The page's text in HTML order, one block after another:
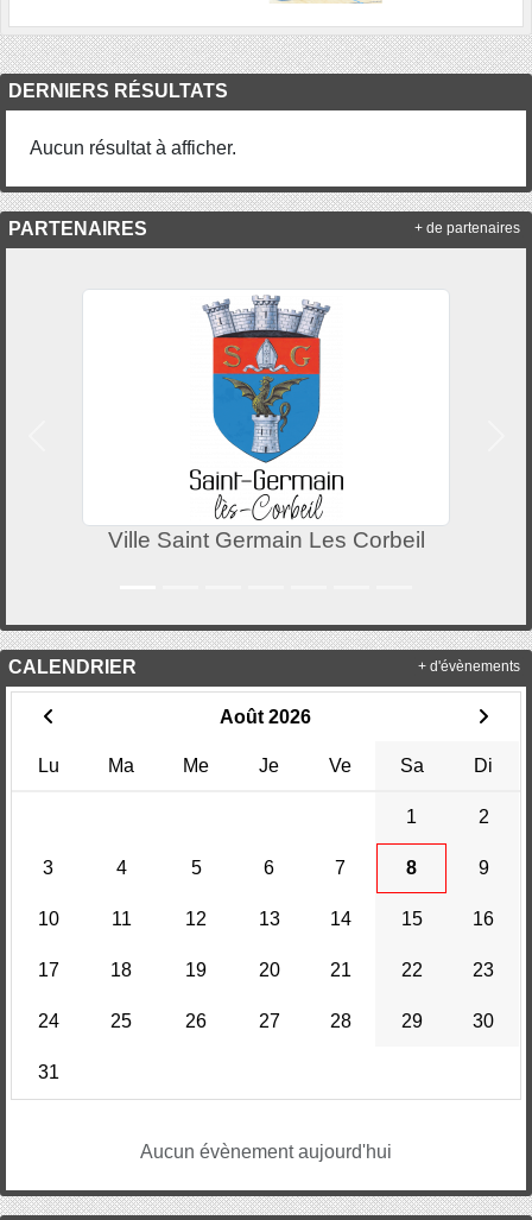
DERNIERS RÉSULTATS
Aucun résultat à afficher.
PARTENAIRES
Ville Saint Germain Les Corbeil
+ de partenaires
CALENDRIER
Août 2026
Lu Ma Me Je Ve Sa Di
1 2
3 4 5 6 7 8 9
10 11 12 13 14 15 16
17 18 19 20 21 22 23
24 25 26 27 28 29 30
31
Aucun évènement aujourd'hui
+ d'évènements